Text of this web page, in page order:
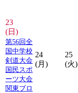
23
(日)
第56回全
国中学校
剣道大会
国民スポ
ーツ大会
関東ブロ
24
(月)
25
(火)